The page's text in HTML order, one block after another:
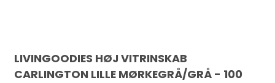
LIVINGOODIES HØJ VITRINSKAB
CARLINGTON LILLE MØRKEGRÅ/GRÅ - 100